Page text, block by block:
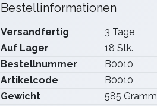
Bestellinformationen
Versandfertig
3 Tage
Auf Lager
18 Stk.
Bestellnummer
B0010
Artikelcode
B0010
Gewicht
585 Gramm